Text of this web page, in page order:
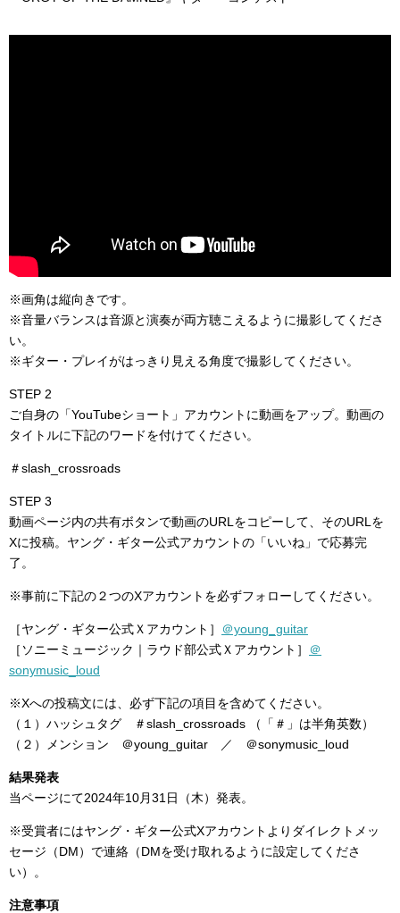
※画角は縦向きです。
※音量バランスは音源と演奏が両方聴こえるように撮影してくださ
い。
※ギター・プレイがはっきり見える角度で撮影してください。
STEP 2
ご自身の「YouTubeショート」アカウントに動画をアップ。動画の
タイトルに下記のワードを付けてください。
＃slash_crossroads
STEP 3
動画ページ内の共有ボタンで動画のURLをコピーして、そのURLを
Xに投稿。ヤング・ギター公式アカウントの「いいね」で応募完
了。
※事前に下記の２つのXアカウントを必ずフォローしてください。
［ヤング・ギター公式Ｘアカウント］
＠young_guitar
［ソニーミュージック｜ラウド部公式Ｘアカウント］
＠
sonymusic_loud
※Xへの投稿文には、必ず下記の項目を含めてください。
（１）ハッシュタグ ＃slash_crossroads （「＃」は半角英数）
（２）メンション ＠young_guitar ／ ＠sonymusic_loud
結果発表
当ページにて2024年10月31日（木）発表。
※受賞者にはヤング・ギター公式Xアカウントよりダイレクトメッ
セージ（DM）で連絡（DMを受け取れるように設定してくださ
い）。
注意事項